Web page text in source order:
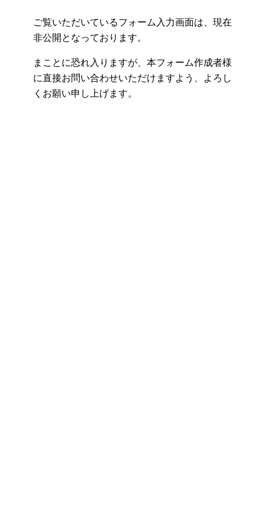
ご覧いただいているフォーム入力画面は、現在
非公開となっております。
まことに恐れ入りますが、本フォーム作成者様
に直接お問い合わせいただけますよう、よろし
くお願い申し上げます。